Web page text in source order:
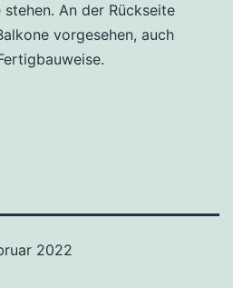
An der Rückseite
vorgesehen, auch
2022